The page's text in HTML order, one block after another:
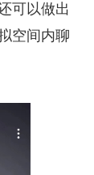
可以做出
空间内聊